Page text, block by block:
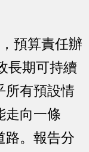
預算責任辦
長期可持續
所有預設情
走向一條
路。報告分